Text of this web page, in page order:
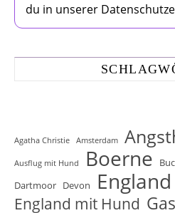
du in unserer
Agatha Christie Amsterdam
Ausflug mit Hund Boerne
Dartmoor Devon England
England mit Hund